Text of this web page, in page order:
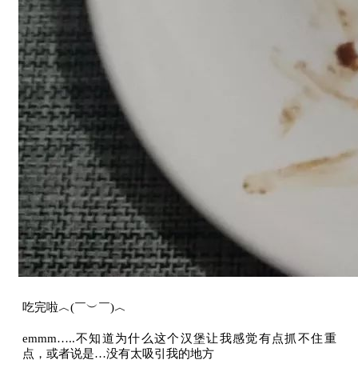
吃完啦︿(￣︶￣)︿
emmm…..不知道为什么这个汉堡让我感觉有点抓不住重
点，或者说是…没有太吸引我的地方